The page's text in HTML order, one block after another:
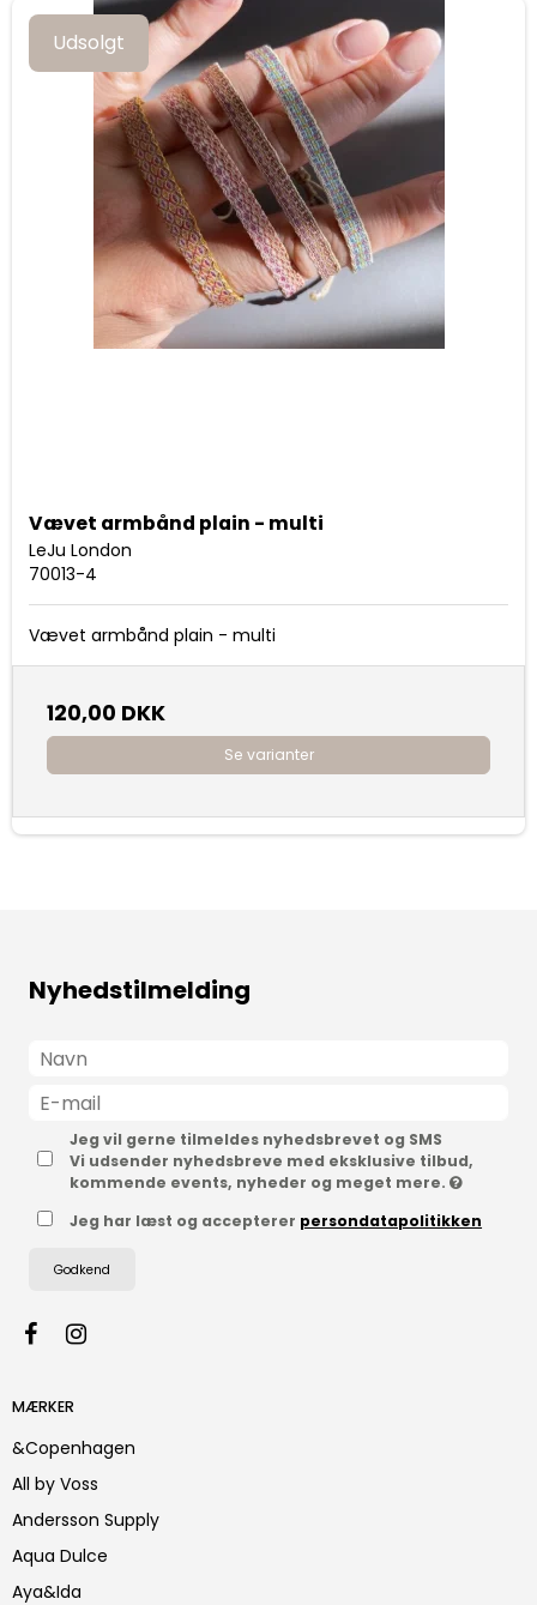
Udsolgt
Vævet armbånd plain - multi
LeJu London
70013-4
Vævet armbånd plain - multi
120,00 DKK
Se varianter
Nyhedstilmelding
Jeg vil gerne tilmeldes nyhedsbrevet og SMS
Vi udsender nyhedsbreve med eksklusive tilbud,
kommende events, nyheder og meget mere.
Jeg har læst og accepterer persondatapolitikken
Godkend
MÆRKER
&Copenhagen
All by Voss
Andersson Supply
Aqua Dulce
Aya&Ida